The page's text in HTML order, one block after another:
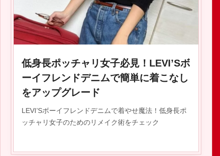
低身長ポッチャリ女子必見！LEVI’Sボ
ーイフレンドデニムで簡単に着こなし
をアップグレード
LEVI’Sボーイフレンドデニムで着やせ魔法！低身長ポ
ッチャリ女子のためのリメイク術をチェック